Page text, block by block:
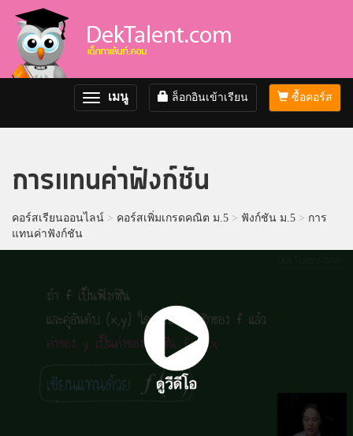
ซื้อคอร์ส
ล็อกอินเข้าเรียน
Toggle
navigation
เมนู
การแทนค่าฟังก์ชัน
คอร์สเรียนออนไลน์ > คอร์สเพิ่มเกรดคณิต ม.5 > ฟังก์ชัน ม.5 > การ
แทนค่าฟังก์ชัน